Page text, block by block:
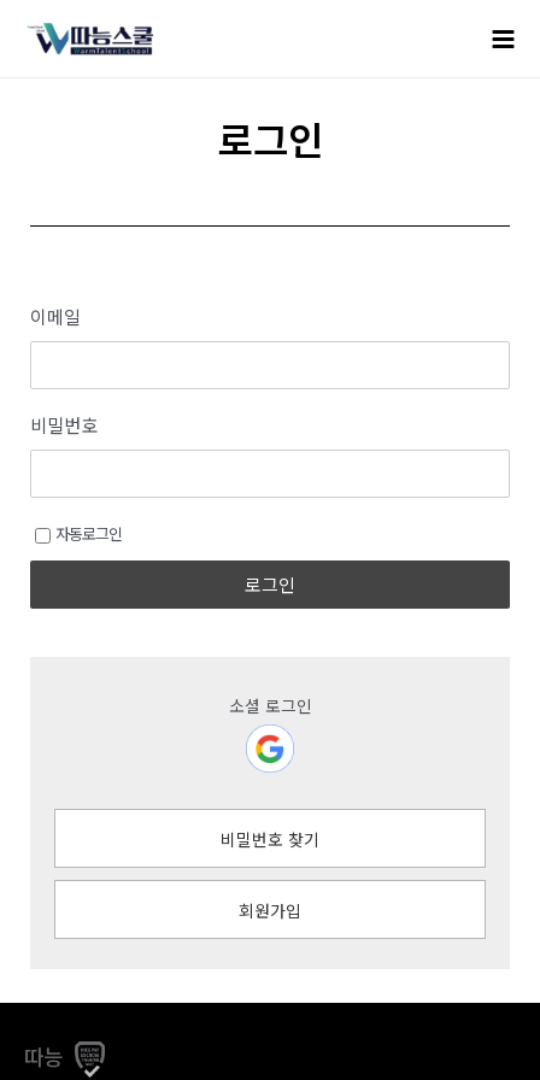
로그인
이메일
비밀번호
자동로그인
로그인
소셜 로그인
비밀번호 찾기
회원가입
따능